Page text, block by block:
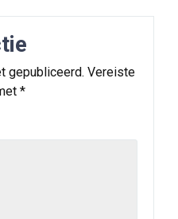
gepubliceerd. Vereiste
*